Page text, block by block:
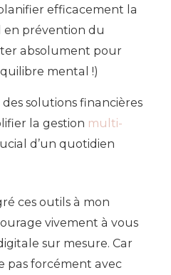
efficacement la
en prévention du
absolument pour
mental !)
des solutions financières
la gestion multi-
d’un quotidien
ces outils à mon
vivement à vous
sur mesure. Car
pas forcément avec